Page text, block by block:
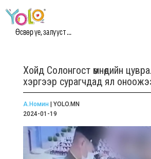
Өсвөр үе, залууст ...
Хойд Солонгост өмнөдийн
хэргээр сурагчдад ял
А.Номин | YOLO.MN
2024-01-19